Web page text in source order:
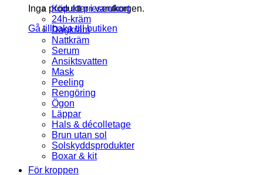
Inga produkter i varukorgen.
Gå tillbaka till butiken
Köp ett presentkort
24h-kräm
Dagkräm
Nattkräm
Serum
Ansiktsvatten
Mask
Peeling
Rengöring
Ögon
Läppar
Hals & décolletage
Brun utan sol
Solskyddsprodukter
Boxar & kit
För kroppen